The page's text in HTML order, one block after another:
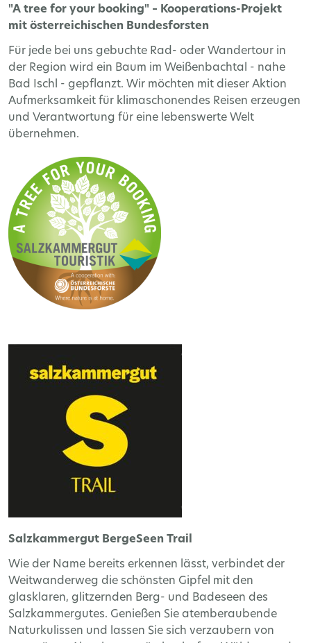
"A tree for your booking" – Kooperations-Projekt
mit österreichischen Bundesforsten
Für jede bei uns gebuchte Rad- oder Wandertour in
der Region wird ein Baum im Weißenbachtal - nahe
Bad Ischl - gepflanzt. Wir möchten mit dieser Aktion
Aufmerksamkeit für klimaschonendes Reisen erzeugen
und Verantwortung für eine lebenswerte Welt
übernehmen.
Salzkammergut BergeSeen Trail
Wie der Name bereits erkennen lässt, verbindet der
Weitwanderweg die schönsten Gipfel mit den
glasklaren, glitzernden Berg- und Badeseen des
Salzkammergutes. Genießen Sie atemberaubende
Naturkulissen und lassen Sie sich verzaubern von